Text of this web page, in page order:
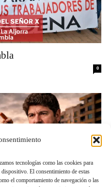
tecnologías como las cookies para
El consentimiento de estas
el comportamiento de navegación o las
0